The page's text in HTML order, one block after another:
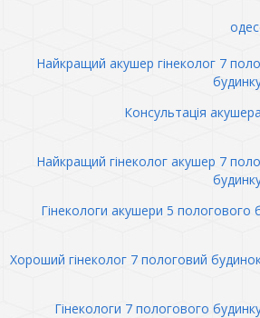
Найкращий акушер гінеколог 7
Консультація
Найкращий гінеколог акушер 7
Гінекологи акушери 5 пологового
Хороший гінеколог 7 пологовий
Гінекологи 7 пологового